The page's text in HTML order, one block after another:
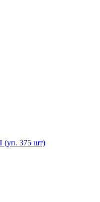
(уп. 375 шт)